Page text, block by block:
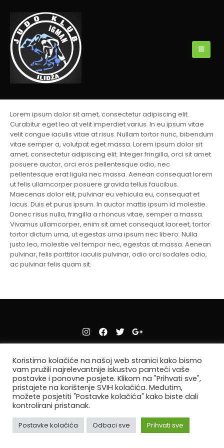
Lorem ipsum dolor sit amet, consectetur adipiscing elit.
Curabitur eget leo at velit imperdiet varius. In eu ipsum vitae
velit congue iaculis vitae at risus. Nullam tortor nunc, bibendum
vitae semper a, volutpat eget massa. Lorem ipsum dolor sit
amet, consectetur adipiscing elit. Integer fringilla, orci sit amet
posuere auctor, orci eros pellentesque odio, nec
pellentesque erat ligula nec massa. Aenean consequat lorem
ut felis ullamcorper posuere gravida tellus faucibus.
Maecenas dolor elit, pulvinar eu vehicula eu, consequat et
lacus. Duis et purus ipsum. In auctor mattis ipsum id molestie.
Donec risus nulla, fringilla a rhoncus vitae, semper a massa.
Vivamus ullamcorper, enim sit amet consequat laoreet, tortor
tortor dictum urna, ut egestas urna ipsum nec libero. Nulla
justo leo, molestie vel tempor nec, egestas at massa. Aenean
pulvinar, felis porttitor iaculis pulvinar, odio orci sodales odio,
ac pulvinar felis quam sit.
Koristimo kolačiće na našoj web stranici kako bismo
vam pružili najrelevantnije iskustvo pamteći vaše
postavke i ponovne posjete. Klikom na "Prihvati sve",
pristajete na korištenje SVIH kolačića. Međutim,
možete posjetiti "Postavke kolačića" kako biste dali
kontrolirani pristanak.
Postavke kolačića Odbaci sve Prihvati sve